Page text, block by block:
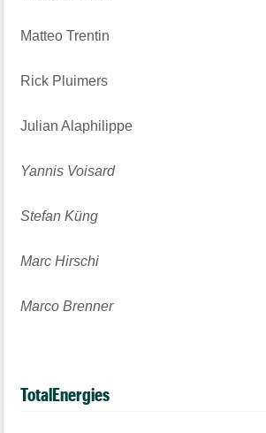
Matteo Trentin
Rick Pluimers
Julian Alaphilippe
Yannis Voisard
Stefan Küng
Marc Hirschi
Marco Brenner
TotalEnergies